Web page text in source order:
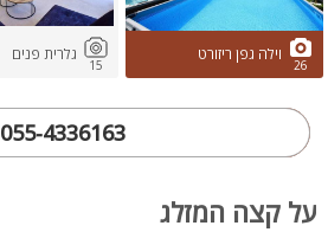
26
וילה גפן ריזורט
15
גלרית פנים
055-4336163
על קצה המזלג